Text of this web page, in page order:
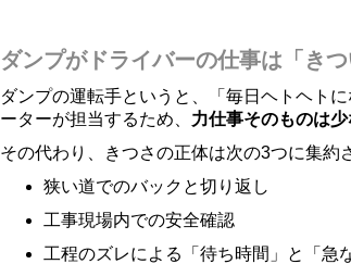
ダンプがドライバーの仕事は「き
ダンプの運転手というと、「毎日ヘトヘト
ーターが担当するため、 力仕事そのものは
その代わり、きつさの正体は次の3つに集約
狭い道でのバックと切り返し
工事現場内での安全確認
工程のズレによる「待ち時間」と「急